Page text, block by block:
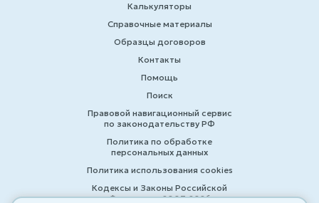
Калькуляторы
Справочные материалы
Образцы договоров
Контакты
Помощь
Поиск
Правовой навигационный сервис
по законодательству РФ
Политика по обработке
персональных данных
Политика использования cookies
Кодексы и Законы Российской
Федерации 2007-2026